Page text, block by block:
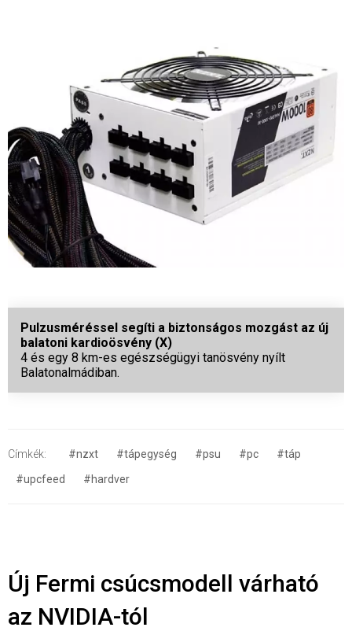
Pulzusméréssel segíti a biztonságos mozgást az új
balatoni kardioösvény (X)
4 és egy 8 km-es egészségügyi tanösvény nyílt
Balatonalmádiban.
Címkék: #nzxt #tápegység #psu #pc
#táp
#upcfeed
#hardver
Új Fermi csúcsmodell várható
az NVIDIA-tól